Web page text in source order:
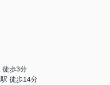
徒歩3分
駅 徒歩14分